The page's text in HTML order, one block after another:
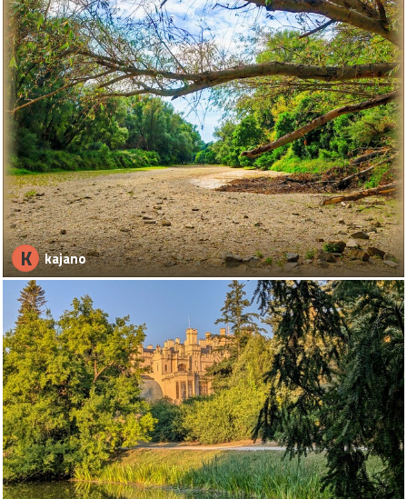
K kajano